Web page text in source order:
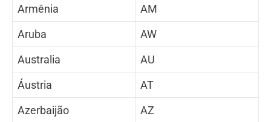
Armênia
AM
Aruba
AW
Australia
AU
Áustria
AT
Azerbaijão
AZ